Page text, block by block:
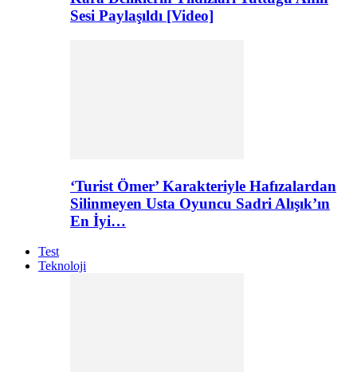
Sesi Paylaşıldı [Video]
‘Turist Ömer’ Karakteriyle Hafızalardan
Silinmeyen Usta Oyuncu Sadri Alışık’ın
En İyi…
Test
Teknoloji